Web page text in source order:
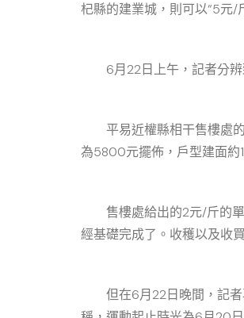
杞縣的建業城，則可以“5元/
6月22日上午，記者分辨
平易近權縣相干售樓處的
為5800元擺佈，戶型建面約
售樓處給出的2元/斤的單
經基礎完成了。收穫以及收
但在6月22日晚間，記者